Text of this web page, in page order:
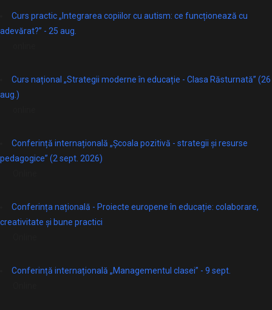
Curs practic „Integrarea copiilor cu autism: ce funcționează cu
adevărat?” - 25 aug.
Curs național „Strategii moderne în educație - Clasa Răsturnată” (26
aug.)
Conferință internațională „Școala pozitivă - strategii și resurse
pedagogice” (2 sept. 2026)
Conferința națională - Proiecte europene în educație: colaborare,
creativitate și bune practici
Conferință internațională „Managementul clasei” - 9 sept.